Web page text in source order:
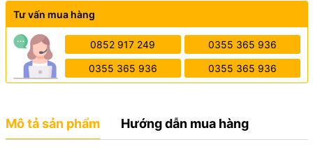
Tư vấn mua hàng
0852 917 249 0355 365 936
0355 365 936 0355 365 936
Mô tả sản phẩm Hướng dẫn mua hàng